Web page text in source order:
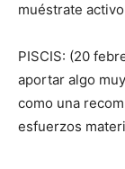
muéstrate
PISCIS: (20
aportar algo
como una
esfuerzos